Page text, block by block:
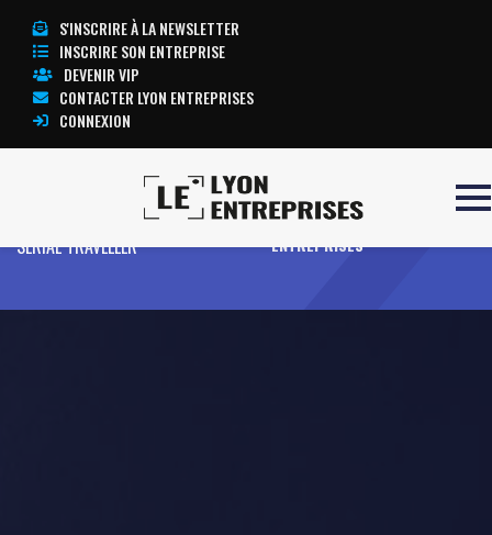
S'INSCRIRE À LA NEWSLETTER
INSCRIRE SON ENTREPRISE
DEVENIR VIP
CONTACTER LYON ENTREPRISES
CONNEXION
VELARIS BACK TO BACK
SERIAL TRAVELLER
TOUTE L’ACTUALITÉ LYON
ENTREPRISES